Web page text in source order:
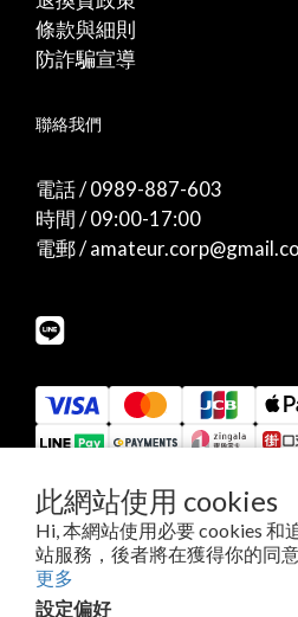
此網站使用 cookies
Hi, 本網站使用必要 cookies 和
站服務，後者將在獲得你的同
更多
設定偏好
條款與細則
防詐騙宣導
聯絡我們
電話 / 0989-887-603
時間 / 09:00-17:00
電郵 /
提醒您，我們不會以電話或簡訊